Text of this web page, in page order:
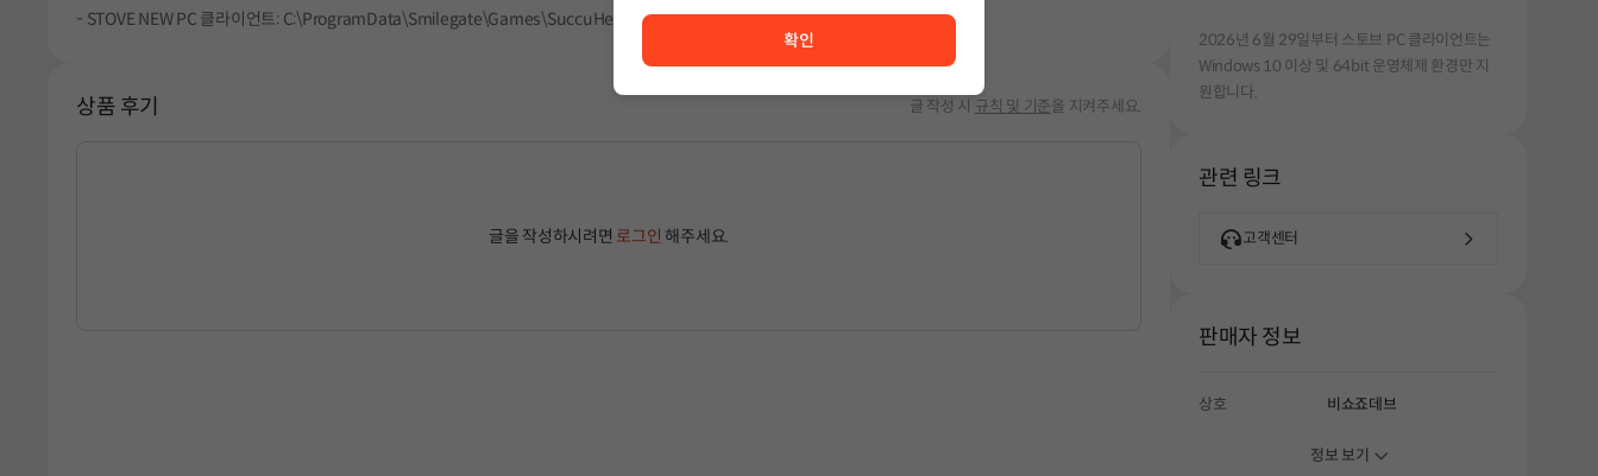
- STOVE NEW PC 클라이언트: C:\ProgramData\Smilegate\Games\SuccuHeart\SuccuHeartWallpaper15
상품 후기 글 작성 시 규칙 및 기준을 지켜주세요.
글을 작성하시려면 로그인 해주세요.
2026년 6월 29일부터 스토브 PC 클라이언트는
Windows 10 이상 및 64bit 운영체제 환경만 지
원합니다.
관련 링크
고객센터
판매자 정보
상호 비쇼죠데브
정보 보기
확인